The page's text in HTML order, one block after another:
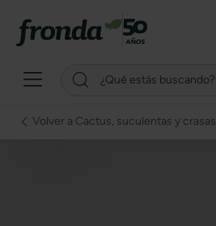
Volver a Cactus, suculentas y crasas